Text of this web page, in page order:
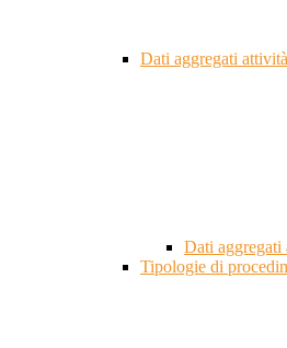
Dati aggregati
Dati aggregati
Tipologie di